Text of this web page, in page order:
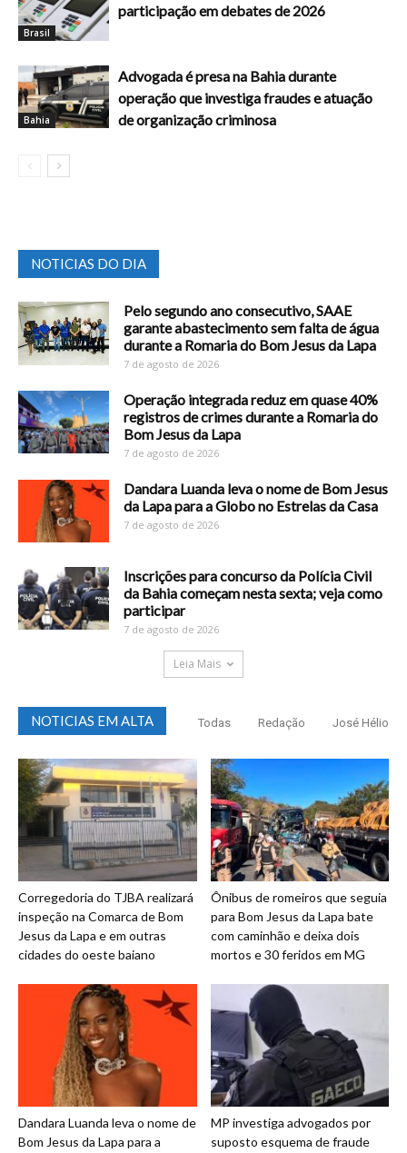
Brasil
participação em debates de 2026
Bahia
Advogada é presa na Bahia durante
operação que investiga fraudes e atuação
de organização criminosa
NOTICIAS DO DIA
Pelo segundo ano consecutivo, SAAE
garante abastecimento sem falta de água
durante a Romaria do Bom Jesus da Lapa
7 de agosto de 2026
Operação integrada reduz em quase 40%
registros de crimes durante a Romaria do
Bom Jesus da Lapa
7 de agosto de 2026
Dandara Luanda leva o nome de Bom Jesus
da Lapa para a Globo no Estrelas da Casa
7 de agosto de 2026
Inscrições para concurso da Polícia Civil
da Bahia começam nesta sexta; veja como
participar
7 de agosto de 2026
Leia Mais
NOTICIAS EM ALTA Todas Redação José Hélio
Corregedoria do TJBA realizará
inspeção na Comarca de Bom
Jesus da Lapa e em outras
cidades do oeste baiano
Ônibus de romeiros que seguia
para Bom Jesus da Lapa bate
com caminhão e deixa dois
mortos e 30 feridos em MG
Dandara Luanda leva o nome de
Bom Jesus da Lapa para a
MP investiga advogados por
suposto esquema de fraude